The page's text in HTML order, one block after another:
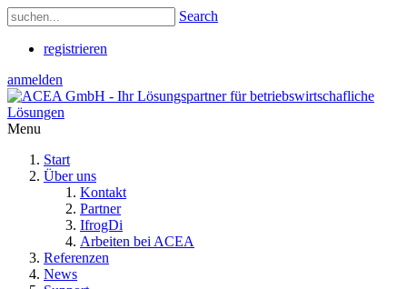
Search
registrieren
anmelden
Menu
Start
Über uns
Kontakt
Partner
IfrogDi
Arbeiten bei ACEA
Referenzen
News